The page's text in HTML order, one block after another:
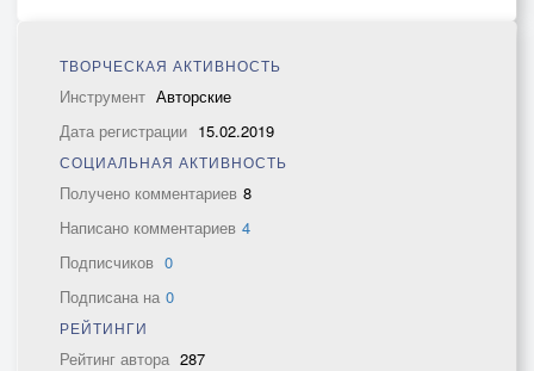
ТВОРЧЕСКАЯ АКТИВНОСТЬ
Инструмент Авторские
Дата регистрации 15.02.2019
СОЦИАЛЬНАЯ АКТИВНОСТЬ
Получено комментариев 8
Написано комментариев 4
Подписчиков 0
Подписана на 0
РЕЙТИНГИ
Рейтинг автора 287